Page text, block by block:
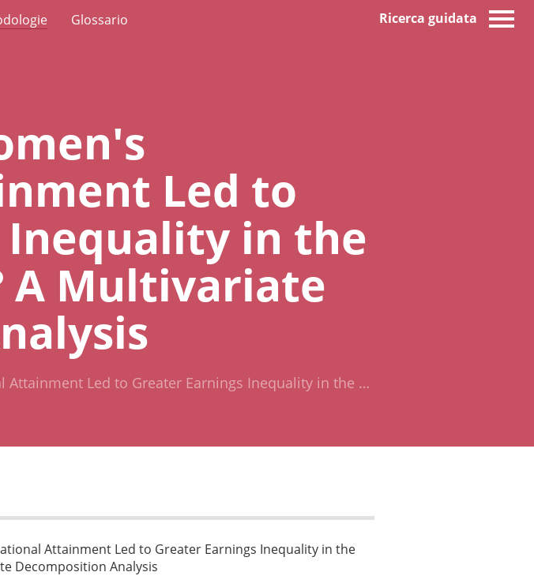
Glossario Ricerca guidata
Led to
Inequality in the
A Multivariate
Attainment Led to Greater Earnings Inequality in the …
Attainment Led to Greater Earnings Inequality in the
Decomposition Analysis